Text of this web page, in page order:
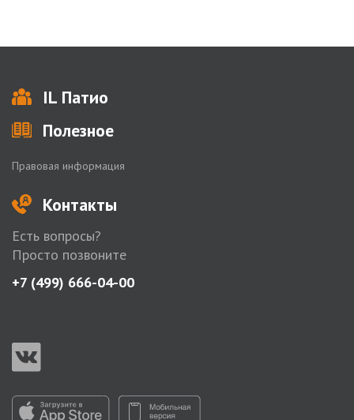
IL Патио
Полезное
Правовая информация
Контакты
Есть вопросы?
Просто позвоните
+7 (499) 666-04-00